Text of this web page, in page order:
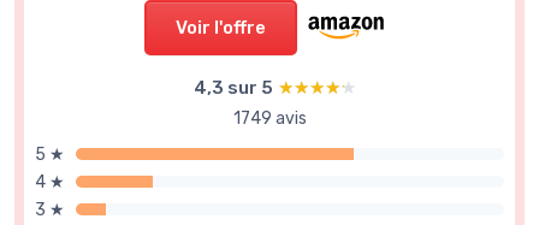
Voir l'offre
4,3 sur 5 ★★★★★
★★★★★
1749 avis
5 ★
4 ★
3 ★